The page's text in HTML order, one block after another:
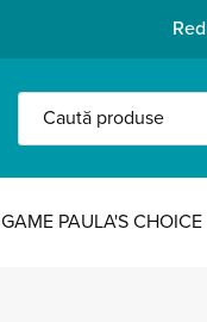
GAME PAULA'S CHOICE